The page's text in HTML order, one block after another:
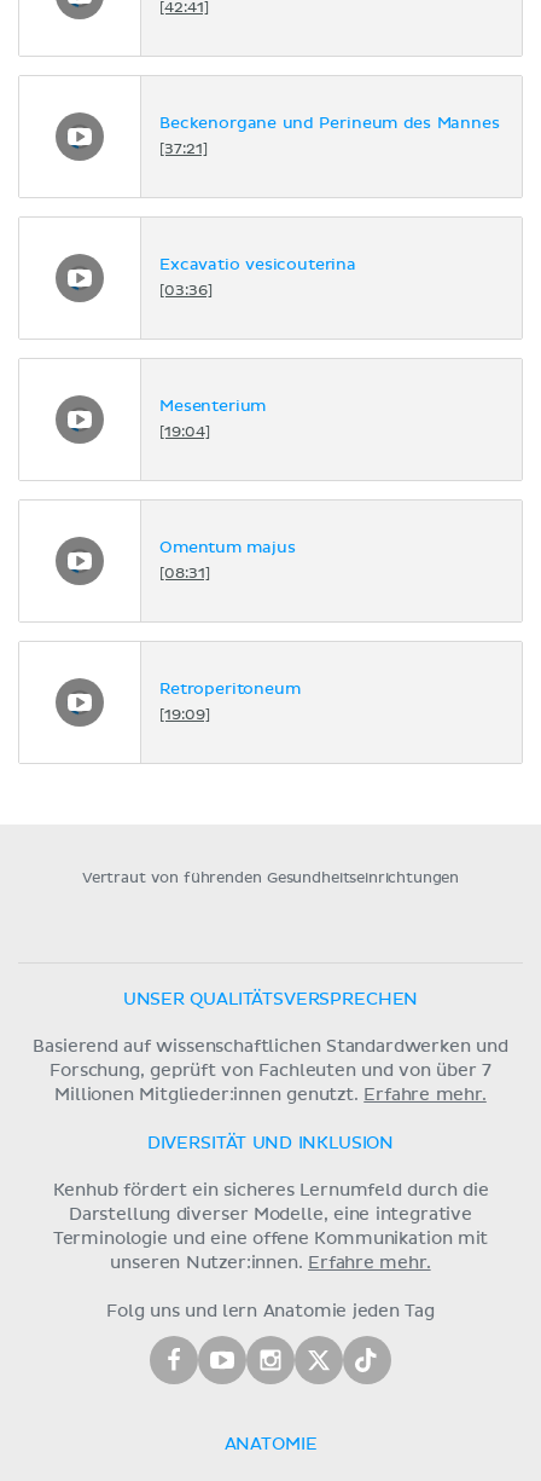
[42:41]
Beckenorgane und Perineum des Mannes
[37:21]
Excavatio vesicouterina
[03:36]
Mesenterium
[19:04]
Omentum majus
[08:31]
Retroperitoneum
[19:09]
Vertraut von führenden Gesundheitseinrichtungen
UNSER QUALITÄTSVERSPRECHEN
Basierend auf wissenschaftlichen Standardwerken und
Forschung, geprüft von Fachleuten und von über 7
Millionen Mitglieder:innen genutzt. Erfahre mehr.
DIVERSITÄT UND INKLUSION
Kenhub fördert ein sicheres Lernumfeld durch die
Darstellung diverser Modelle, eine integrative
Terminologie und eine offene Kommunikation mit
unseren Nutzer:innen. Erfahre mehr.
Folg uns und lern Anatomie jeden Tag
ANATOMIE